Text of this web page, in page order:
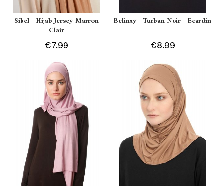
Sibel - Hijab Jersey Marron
Clair
€7.99
Belinay - Turban Noir - Ecardin
€8.99